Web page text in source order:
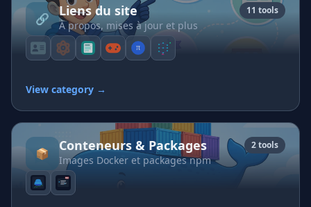
🔗 Liens du site
À propos, mises à jour et plus
11 tools
View category →
📦 Conteneurs & Packages
Images Docker et packages npm
2 tools